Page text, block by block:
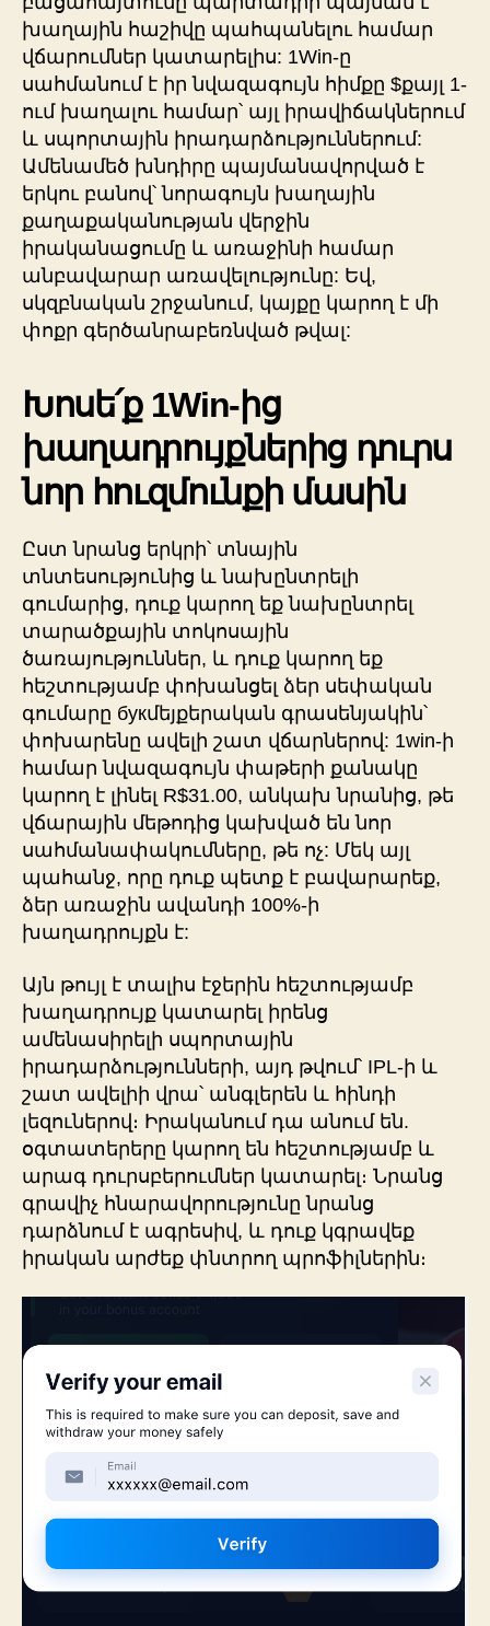
խաղային հաշիվը պահպանելու համար
վճարումներ կատարելիս: 1Win-ը
սահմանում է իր նվազագույն հիմքը $քայլ 1-
ում խաղալու համար՝ այլ իրավիճակներում
և սպորտային իրադարձություններում:
Ամենամեծ խնդիրը պայմանավորված է
երկու բանով՝ նորագույն խաղային
քաղաքականության վերջին
իրականացումը և առաջինի համար
անբավարար առավելությունը: Եվ,
սկզբնական շրջանում, կայքը կարող է մի
փոքր գերծանրաբեռնված թվալ:
Խոսե՛ք 1Win-ից
խաղադրույքներից դուրս
նոր հուզմունքի մասին
Ըստ նրանց երկրի՝ տնային
տնտեսությունից և նախընտրելի
գումարից, դուք կարող եք նախընտրել
տարածքային տոկոսային
ծառայություններ, և դուք կարող եք
հեշտությամբ փոխանցել ձեր սեփական
գումարը букմեյքերական գրասենյակին՝
փոխարենը ավելի շատ վճարներով: 1win-ի
համար նվազագույն փաթերի քանակը
կարող է լինել R$31.00, անկախ նրանից, թե
վճարային մեթոդից կախված են նոր
սահմանափակումները, թե ոչ: Մեկ այլ
պահանջ, որը դուք պետք է բավարարեք,
ձեր առաջին ավանդի 100%-ի
խաղադրույքն է:
Այն թույլ է տալիս էջերին հեշտությամբ
խաղադրույք կատարել իրենց
ամենասիրելի սպորտային
իրադարձությունների, այդ թվում՝ IPL-ի և
շատ ավելիի վրա՝ անգլերեն և հինդի
լեզուներով։ Իրականում դա անում են.
օգտատերերը կարող են հեշտությամբ և
արագ դուրսբերումներ կատարել։ Նրանց
գրավիչ հնարավորությունը նրանց
դարձնում է ագրեսիվ, և դուք կգրավեք
իրական արժեք փնտրող պրոֆիլներին։